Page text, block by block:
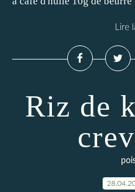
Lire
Riz de